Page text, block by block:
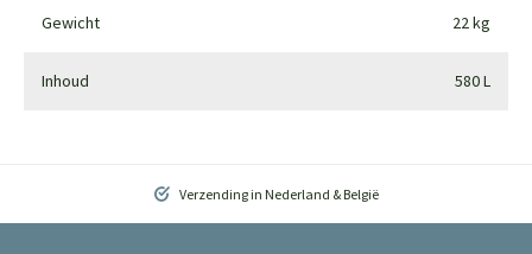
Gewicht 22 kg
Inhoud 580 L
Verzending in Nederland & België